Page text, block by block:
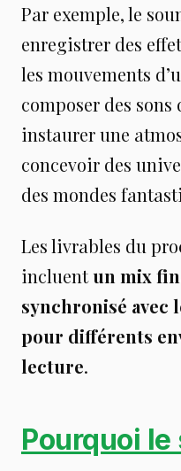
Par exemple, le
enregistrer des
les mouvements
composer des sons
instaurer une
concevoir des
des mondes
Les livrables du
incluentun mix
synchronisé avec
pour différents
lecture.
Pourquoi